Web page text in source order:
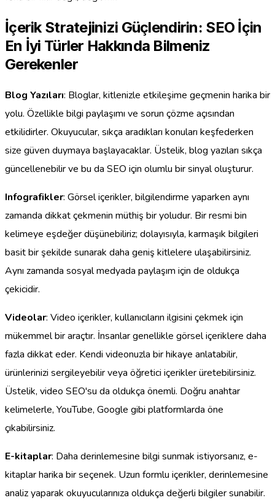
İçerik Stratejinizi Güçlendirin: SEO İçin
En İyi Türler Hakkında Bilmeniz
Gerekenler
Blog Yazıları: Bloglar, kitlenizle etkileşime geçmenin harika bir
yolu. Özellikle bilgi paylaşımı ve sorun çözme açısından
etkilidirler. Okuyucular, sıkça aradıkları konuları keşfederken
size güven duymaya başlayacaklar. Üstelik, blog yazıları sıkça
güncellenebilir ve bu da SEO için olumlu bir sinyal oluşturur.
Infografikler: Görsel içerikler, bilgilendirme yaparken aynı
zamanda dikkat çekmenin müthiş bir yoludur. Bir resmi bin
kelimeye eşdeğer düşünebiliriz; dolayısıyla, karmaşık bilgileri
basit bir şekilde sunarak daha geniş kitlelere ulaşabilirsiniz.
Aynı zamanda sosyal medyada paylaşım için de oldukça
çekicidir.
Videolar: Video içerikler, kullanıcıların ilgisini çekmek için
mükemmel bir araçtır. İnsanlar genellikle görsel içeriklere daha
fazla dikkat eder. Kendi videonuzla bir hikaye anlatabilir,
ürünlerinizi sergileyebilir veya öğretici içerikler üretebilirsiniz.
Üstelik, video SEO'su da oldukça önemli. Doğru anahtar
kelimelerle, YouTube, Google gibi platformlarda öne
çıkabilirsiniz.
E-kitaplar: Daha derinlemesine bilgi sunmak istiyorsanız, e-
kitaplar harika bir seçenek. Uzun formlu içerikler, derinlemesine
analiz yaparak okuyucularınıza oldukça değerli bilgiler sunabilir.